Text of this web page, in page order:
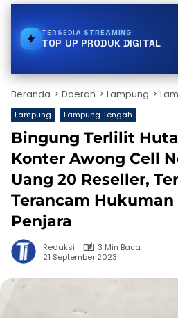
TERSEDIA TOKEN PLN
TOP UP PRODUK DIGITAL
Beranda Daerah Lampung
Lampung Lampung Tengah
Bingung Terlilit
Konter Awong Cell
Uang 20 Reseller,
Terancam Hukuman
Penjara
Redaksi
3 Min Baca
21 September 2023